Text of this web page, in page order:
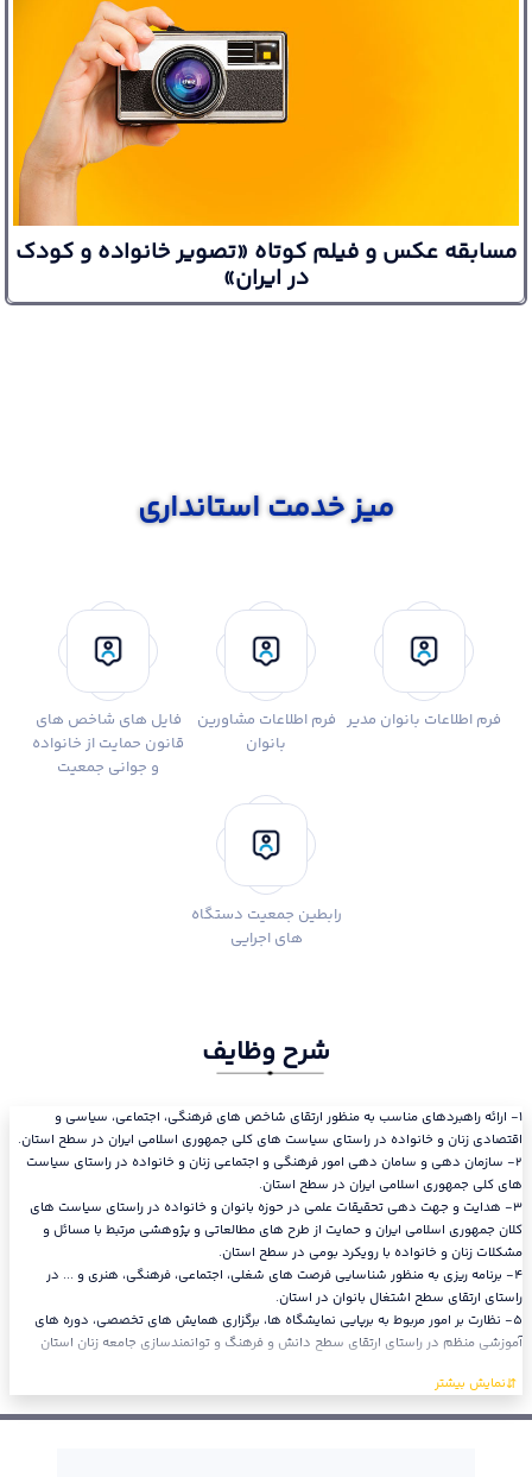
مسابقه عکس و فیلم کوتاه «تصویر خانواده و کودک
در ایران»
میز خدمت استانداری
فرم اطلاعات بانوان مدیر فرم اطلاعات مشاورین
بانوان
فایل های شاخص های
قانون حمایت از خانواده
و جوانی جمعیت
رابطین جمعیت دستگاه
های اجرایی
شرح وظایف
١- ارائه راهبردهای مناسب به منظور ارتقای شاخص های فرهنگی، اجتماعی، سیاسی و
اقتصادی زنان و خانواده در راستای سیاست های کلی جمهوری اسلامی ایران در سطح استان.
٢- سازمان دهی و سامان دهی امور فرهنگی و اجتماعی زنان و خانواده در راستای سیاست
های کلی جمهوری اسلامی ایران در سطح استان.
٣- هدایت و جهت دهی تحقیقات علمی در حوزه بانوان و خانواده در راستای سیاست های
کلان جمهوری اسلامی ایران و حمایت از طرح های مطالعاتی و پژوهشی مرتبط با مسائل و
مشکلات زنان و خانواده با رویکرد بومی در سطح استان.
٤- برنامه ریزی به منظور شناسایی فرصت های شغلی، اجتماعی، فرهنگی، هنری و ... در
راستای ارتقای سطح اشتغال بانوان در استان.
٥- نظارت بر امور مربوط به برپایی نمایشگاه ها، برگزاری همایش های تخصصی، دوره های
آموزشی منظم در راستای ارتقای سطح دانش و فرهنگ و توانمندسازی جامعه زنان استان